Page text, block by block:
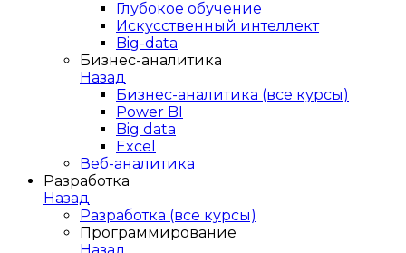
Глубокое обучение
Искусственный интеллект
Big-data
Бизнес-аналитика
Назад
Бизнес-аналитика (все курсы)
Power BI
Big data
Excel
Веб-аналитика
Разработка
Назад
Разработка (все курсы)
Программирование